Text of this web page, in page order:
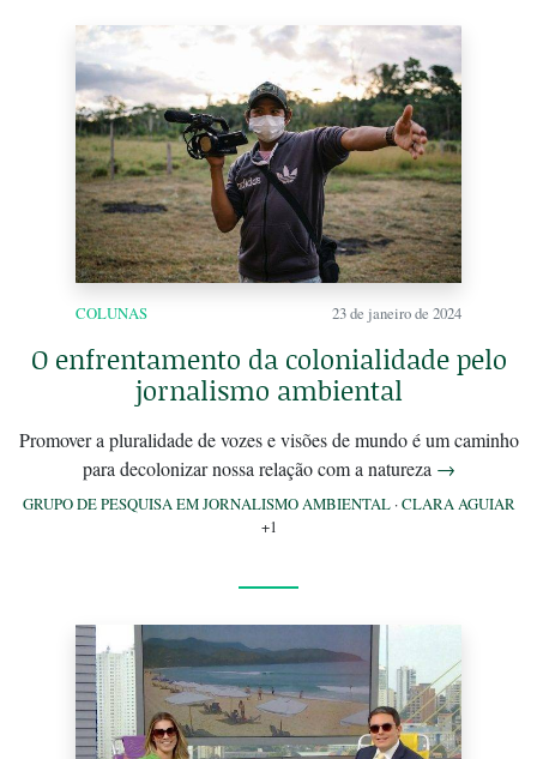
COLUNAS 23 de janeiro de 2024
O enfrentamento da colonialidade pelo
jornalismo ambiental
Promover a pluralidade de vozes e visões de mundo é um caminho
para decolonizar nossa relação com a natureza →
GRUPO DE PESQUISA EM JORNALISMO AMBIENTAL·CLARA AGUIAR
+1